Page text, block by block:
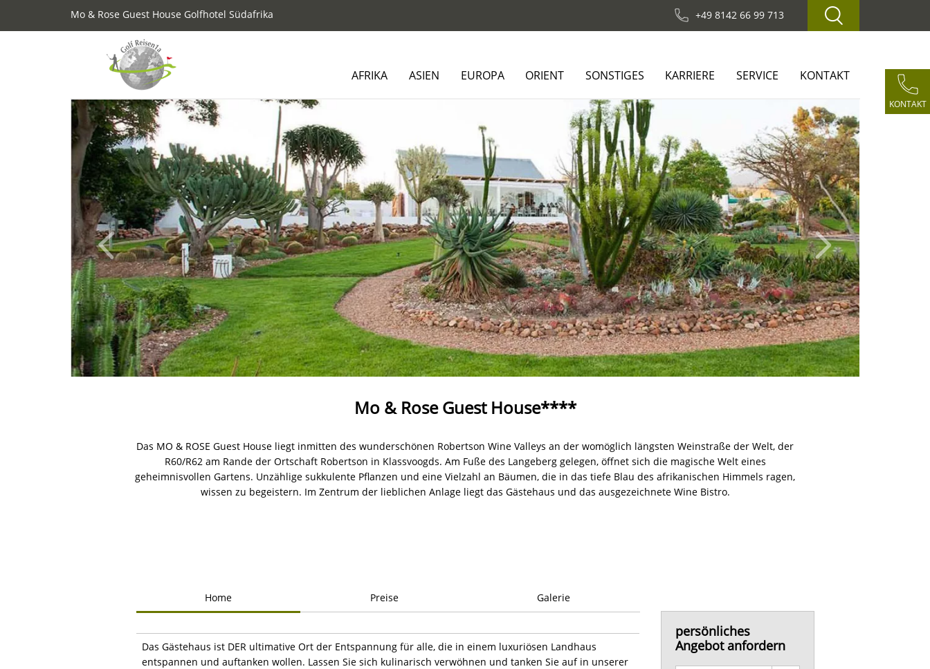
Mo & Rose Guest House Golfhotel Südafrika +49 8142 66 99 713
KONTAKT
AFRIKA ASIEN EUROPA ORIENT SONSTIGES KARRIERE SERVICE KONTAKT
Previous Next
Mo & Rose Guest House****
Das MO & ROSE Guest House liegt inmitten des wunderschönen Robertson Wine Valleys an der womöglich längsten Weinstraße der Welt, der
R60/R62 am Rande der Ortschaft Robertson in Klassvoogds. Am Fuße des Langeberg gelegen, öffnet sich die magische Welt eines
geheimnisvollen Gartens. Unzählige sukkulente Pflanzen und eine Vielzahl an Bäumen, die in das tiefe Blau des afrikanischen Himmels ragen,
wissen zu begeistern. Im Zentrum der lieblichen Anlage liegt das Gästehaus und das ausgezeichnete Wine Bistro.
Home Preise Galerie
Das Gästehaus ist DER ultimative Ort der Entspannung für alle, die in einem luxuriösen Landhaus
entspannen und auftanken wollen. Lassen Sie sich kulinarisch verwöhnen und tanken Sie auf in unserer
persönliches
Angebot anfordern